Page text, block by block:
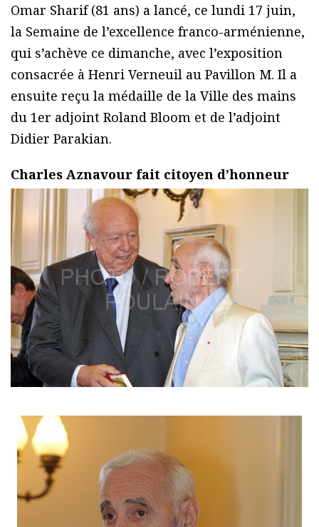
Omar Sharif (81 ans) a lancé, ce lundi 17 juin,
la Semaine de l’excellence franco-arménienne,
qui s’achève ce dimanche, avec l’exposition
consacrée à Henri Verneuil au Pavillon M. Il a
ensuite reçu la médaille de la Ville des mains
du 1er adjoint Roland Bloom et de l’adjoint
Didier Parakian.
Charles Aznavour fait citoyen d’honneur